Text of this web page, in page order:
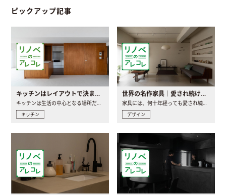
ピックアップ記事
キッチンはレイアウトで決まる。後悔しないための考え方と選び方
キッチンは生活の中心となる場所だからこそ、家の中のどこに置..
キッチン
世界の名作家具｜愛され続ける理由と一生モノとの出会い方
家具には、何十年経っても愛され続ける「名作」と呼ばれるもの..
デザイン